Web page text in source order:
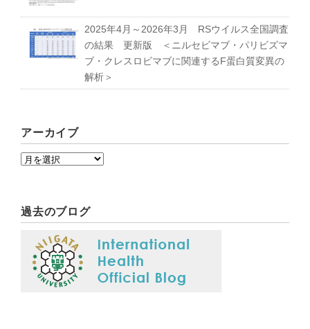
2025年4月～2026年3月 RSウイルス全国調査
の結果 更新版 ＜ニルセビマブ・パリビズマ
ブ・クレスロビマブに関連するF蛋白質変異の
解析＞
アーカイブ
過去のブログ